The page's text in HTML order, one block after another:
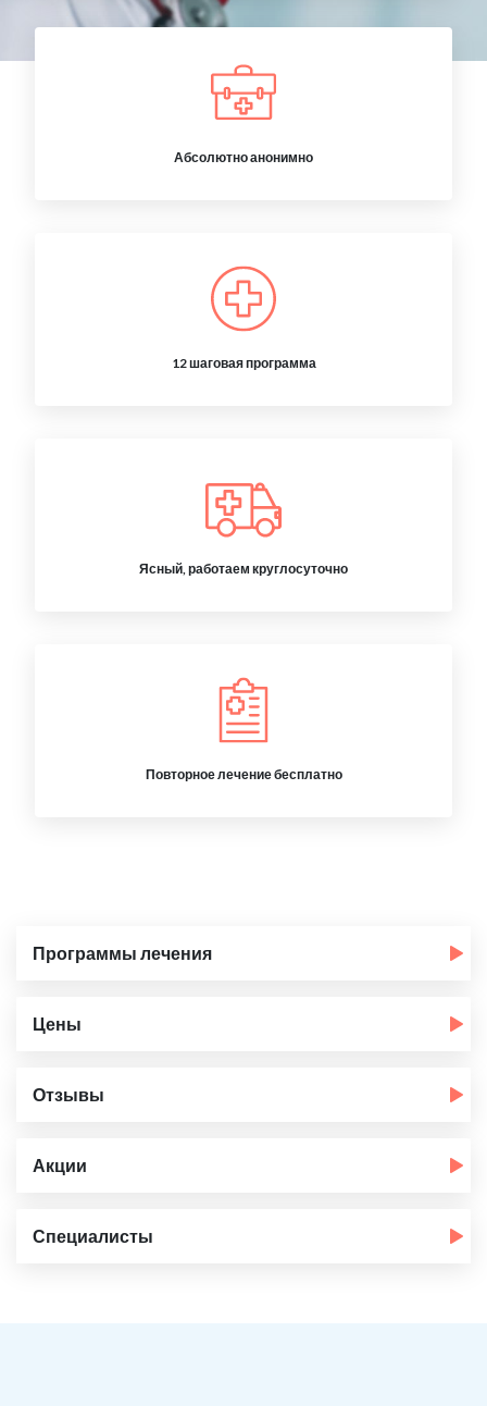
Абсолютно анонимно
12 шаговая программа
Ясный, работаем круглосуточно
Повторное лечение бесплатно
Программы лечения
Цены
Отзывы
Акции
Специалисты